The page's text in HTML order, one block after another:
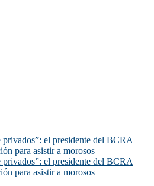
privados”: el presidente del BCRA
para asistir a morosos
privados”: el presidente del BCRA
para asistir a morosos